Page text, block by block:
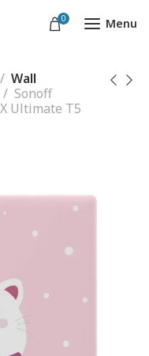
0 Menu
Wall
Sonoff
Ultimate T5